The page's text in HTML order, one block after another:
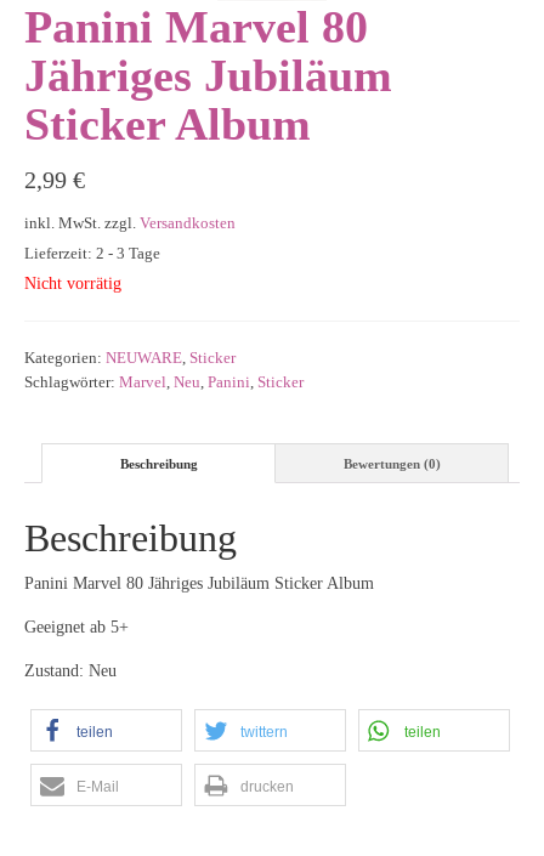
Panini Marvel 80
Jähriges Jubiläum
Sticker Album
2,99 €
inkl. MwSt. zzgl. Versandkosten
Lieferzeit: 2 - 3 Tage
Nicht vorrätig
Kategorien: NEUWARE, Sticker
Schlagwörter: Marvel, Neu, Panini, Sticker
Beschreibung Bewertungen (0)
Beschreibung
Panini Marvel 80 Jähriges Jubiläum Sticker Album
Geeignet ab 5+
Zustand: Neu
teilen twittern teilen
E-Mail drucken